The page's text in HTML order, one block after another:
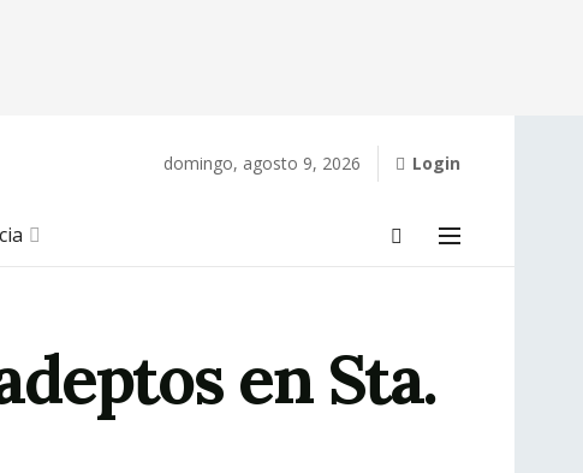
domingo, agosto 9, 2026 Login
en Sta.